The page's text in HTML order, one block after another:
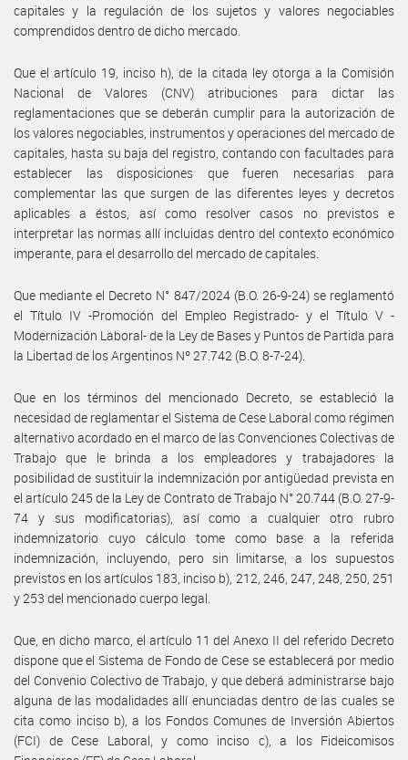
capitales y la regulación de los sujetos y valores negociables
comprendidos dentro de dicho mercado.
Que el artículo 19, inciso h), de la citada ley otorga a la Comisión
Nacional de Valores (CNV) atribuciones para dictar las
reglamentaciones que se deberán cumplir para la autorización de
los valores negociables, instrumentos y operaciones del mercado de
capitales, hasta su baja del registro, contando con facultades para
establecer las disposiciones que fueren necesarias para
complementar las que surgen de las diferentes leyes y decretos
aplicables a éstos, así como resolver casos no previstos e
interpretar las normas allí incluidas dentro del contexto económico
imperante, para el desarrollo del mercado de capitales.
Que mediante el Decreto N° 847/2024 (B.O. 26-9-24) se reglamentó
el Título IV -Promoción del Empleo Registrado- y el Título V -
Modernización Laboral- de la Ley de Bases y Puntos de Partida para
la Libertad de los Argentinos Nº 27.742 (B.O. 8-7-24).
Que en los términos del mencionado Decreto, se estableció la
necesidad de reglamentar el Sistema de Cese Laboral como régimen
alternativo acordado en el marco de las Convenciones Colectivas de
Trabajo que le brinda a los empleadores y trabajadores la
posibilidad de sustituir la indemnización por antigüedad prevista en
el artículo 245 de la Ley de Contrato de Trabajo N° 20.744 (B.O. 27-9-
74 y sus modificatorias), así como a cualquier otro rubro
indemnizatorio cuyo cálculo tome como base a la referida
indemnización, incluyendo, pero sin limitarse, a los supuestos
previstos en los artículos 183, inciso b), 212, 246, 247, 248, 250, 251
y 253 del mencionado cuerpo legal.
Que, en dicho marco, el artículo 11 del Anexo II del referido Decreto
dispone que el Sistema de Fondo de Cese se establecerá por medio
del Convenio Colectivo de Trabajo, y que deberá administrarse bajo
alguna de las modalidades allí enunciadas dentro de las cuales se
cita como inciso b), a los Fondos Comunes de Inversión Abiertos
(FCI) de Cese Laboral, y como inciso c), a los Fideicomisos